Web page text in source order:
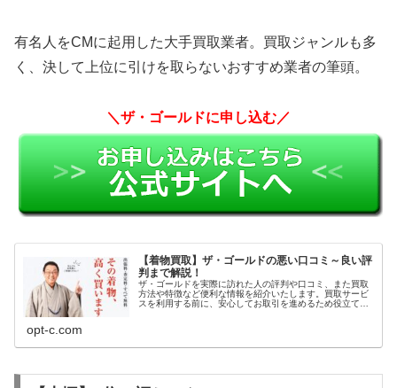
有名人をCMに起用した大手買取業者。買取ジャンルも多
く、決して上位に引けを取らないおすすめ業者の筆頭。
＼ザ・ゴールドに申し込む／
【着物買取】ザ・ゴールドの悪い口コミ～良い評
判まで解説！
ザ・ゴールドを実際に訪れた人の評判や口コミ、また買取
方法や特徴など便利な情報を紹介いたします。買取サービ
スを利用する前に、安心してお取引を進めるため役立てて
opt-c.com